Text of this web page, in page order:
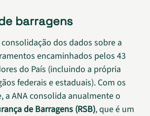
barragens
consolidação dos dados sobre a
encaminhados pelos 43
do País (incluindo a própria
federais e estaduais). Com os
a ANA consolida anualmente o
de Barragens (RSB), que é um